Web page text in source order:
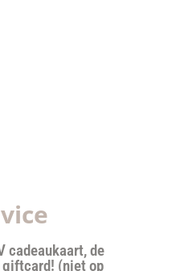
cadeaukaart, de
(niet op